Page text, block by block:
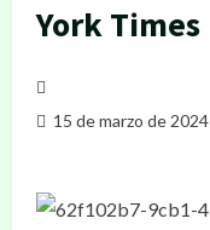
York Times
15 de marzo de 2024